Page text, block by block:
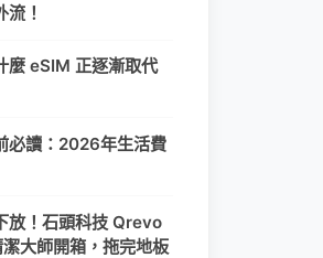
！
麼 eSIM 正逐漸取代
必讀：2026年生活費
放！石頭科技 Qrevo
大師開箱，拖完地板